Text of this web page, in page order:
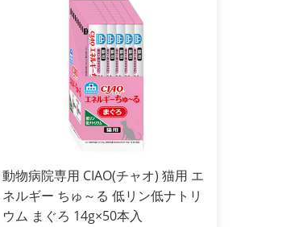
動物病院専用 CIAO(チャオ) 猫用 エ
ネルギー ちゅ～る 低リン低ナトリ
ウム まぐろ 14g×50本入